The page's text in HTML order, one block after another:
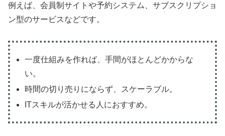
例えば、会員制サイトや予約システム、サブスクリプショ
ン型のサービスなどです。
一度仕組みを作れば、手間がほとんどかからな
い。
時間の切り売りにならず、スケーラブル。
ITスキルが活かせる人におすすめ。